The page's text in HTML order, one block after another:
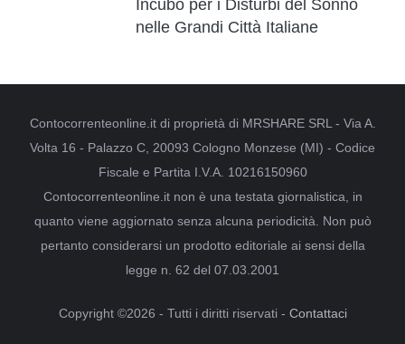
Incubo per i Disturbi del Sonno
nelle Grandi Città Italiane
Contocorrenteonline.it di proprietà di MRSHARE SRL - Via A.
Volta 16 - Palazzo C, 20093 Cologno Monzese (MI) - Codice
Fiscale e Partita I.V.A. 10216150960
Contocorrenteonline.it non è una testata giornalistica, in
quanto viene aggiornato senza alcuna periodicità. Non può
pertanto considerarsi un prodotto editoriale ai sensi della
legge n. 62 del 07.03.2001
Copyright ©2026 - Tutti i diritti riservati - Contattaci